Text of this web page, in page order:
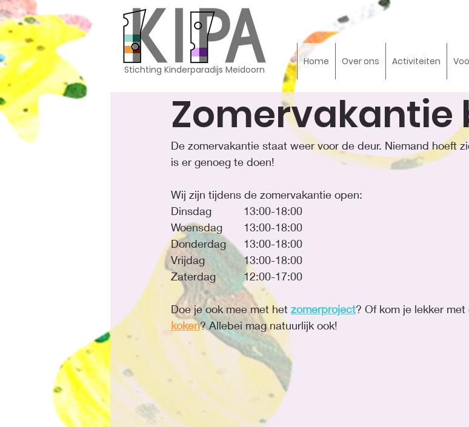
Stichting Kinderparadijs Meidoorn
Home Over ons Activiteiten
Zomervakantie
De zomervakantie staat weer voor de deur. Niemand hoeft
is er genoeg te doen!
Wij zijn tijdens de zomervakantie open:
Dinsdag        	13:00-18:00
Woensdag     	13:00-18:00
Donderdag   	13:00-18:00
Vrijdag        	13:00-18:00
Zaterdag      	12:00-17:00
Doe je ook mee met het zomerproject? Of kom je lekker
koken? Allebei mag natuurlijk ook!